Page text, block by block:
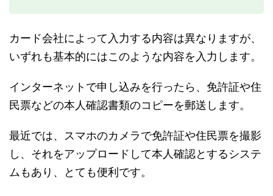
カード会社によって入力する内容は異なりますが、
いずれも基本的にはこのような内容を入力します。
インターネットで申し込みを行ったら、免許証や住
民票などの本人確認書類のコピーを郵送します。
最近では、スマホのカメラで免許証や住民票を撮影
し、それをアップロードして本人確認とするシステ
ムもあり、とても便利です。